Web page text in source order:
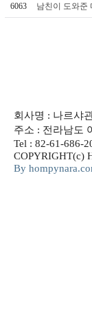
6063 남친이 도와준
회사명 : 나르샤
주소 : 전라남도
Tel : 82-61-686-
COPYRIGHT(c)
By